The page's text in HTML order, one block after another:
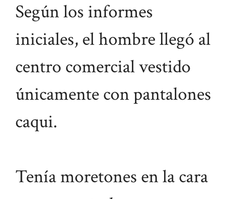
Según los informes
iniciales, el hombre llegó al
centro comercial vestido
únicamente con pantalones
caqui.
Tenía moretones en la cara